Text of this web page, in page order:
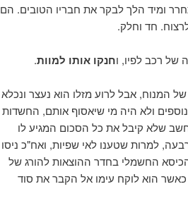
ומיד הלך לבקר את חבריו הטובים. הם
חד וחלק.
של רכב לפיו, וחנקו אותו למוות.
המנוח, אבל לרוע מזלו הוא נעצר ונכלא
ולא היה מי שיאסוף אותם, החשדות
שלא קיבל את כל הסכום המגיע לו
למרות שטענו לאי שפיות, ואח"כ ניסו
החשמלי בחדר ההוצאות להורג של
הוא לוקח עימו אל הקבר את סוד